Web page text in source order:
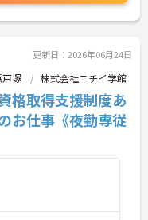
更新日：2026年06月24日
戸塚 株式会社ニチイ学館
格取得支援制度あ
お仕事《夜勤専従